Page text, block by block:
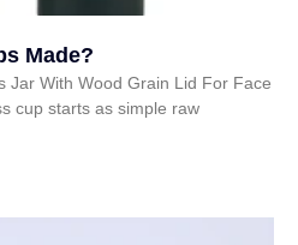
Made?
Jar With Wood Grain Lid For Face
cup starts as simple raw